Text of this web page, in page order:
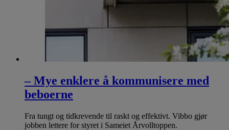
– Mye enklere å kommunisere med
beboerne
Fra tungt og tidkrevende til raskt og effektivt. Vibbo gjør
jobben lettere for styret i Sameiet Årvolltoppen.